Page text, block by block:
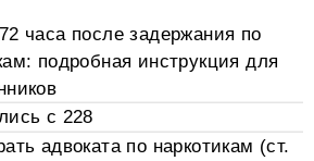
часа после задержания по
подробная инструкция для
с 228
адвоката по наркотикам (ст.